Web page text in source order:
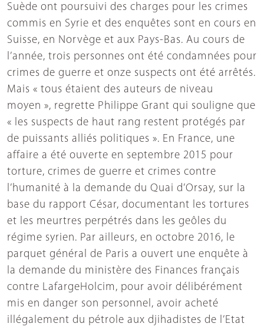
Suède ont poursuivi des charges pour les crimes
commis en Syrie et des enquêtes sont en cours en
Suisse, en Norvège et aux Pays-Bas. Au cours de
l’année, trois personnes ont été condamnées pour
crimes de guerre et onze suspects ont été arrêtés.
Mais « tous étaient des auteurs de niveau
moyen », regrette Philippe Grant qui souligne que
« les suspects de haut rang restent protégés par
de puissants alliés politiques ». En France, une
affaire a été ouverte en septembre 2015 pour
torture, crimes de guerre et crimes contre
l’humanité à la demande du Quai d’Orsay, sur la
base du rapport César, documentant les tortures
et les meurtres perpétrés dans les geôles du
régime syrien. Par ailleurs, en octobre 2016, le
parquet général de Paris a ouvert une enquête à
la demande du ministère des Finances français
contre LafargeHolcim, pour avoir délibérément
mis en danger son personnel, avoir acheté
illégalement du pétrole aux djihadistes de l’Etat